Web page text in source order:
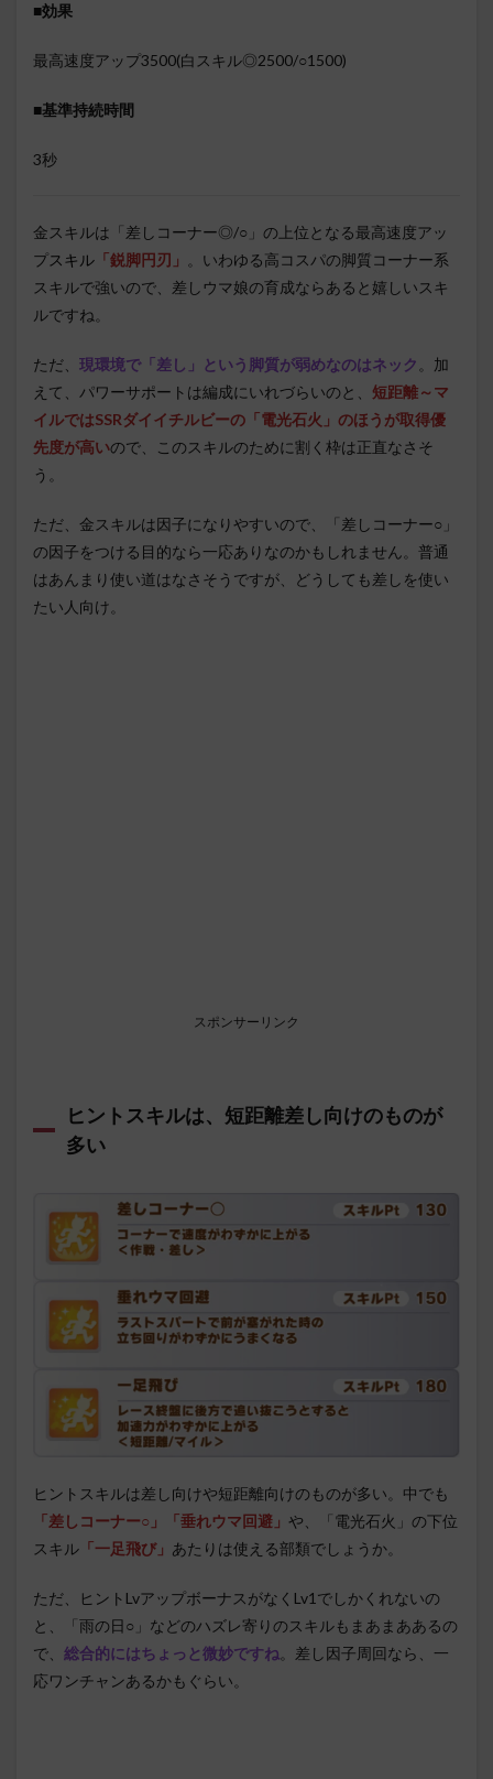
■効果
最高速度アップ3500(白スキル◎2500/○1500)
■基準持続時間
3秒
金スキルは「差しコーナー◎/○」の上位となる最高速度アッ
プスキル 「鋭脚円刃」 。いわゆる高コスパの脚質コーナー系
スキルで強いので、差しウマ娘の育成ならあると嬉しいスキ
ルですね。
ただ、 現環境で「差し」という脚質が弱めなのはネック 。加
えて、パワーサポートは編成にいれづらいのと、 短距離～マ
イルではSSRダイイチルビーの「電光石火」のほうが取得優
先度が高いので、このスキルのために割く枠は正直なさそ
う。
ただ、金スキルは因子になりやすいので、「差しコーナー○」
の因子をつける目的なら一応ありなのかもしれません。普通
はあんまり使い道はなさそうですが、どうしても差しを使い
たい人向け。
スポンサーリンク
ヒントスキルは、短距離差し向けのものが
多い
ヒントスキルは差し向けや短距離向けのものが多い。中でも
「差しコーナー○」「垂れウマ回避」 や、「電光石火」の下位
スキル 「一足飛び」 あたりは使える部類でしょうか。
ただ、ヒントLvアップボーナスがなくLv1でしかくれないの
と、「雨の日○」などのハズレ寄りのスキルもまあまああるの
で、 総合的にはちょっと微妙ですね。差し因子周回なら、一
応ワンチャンあるかもぐらい。